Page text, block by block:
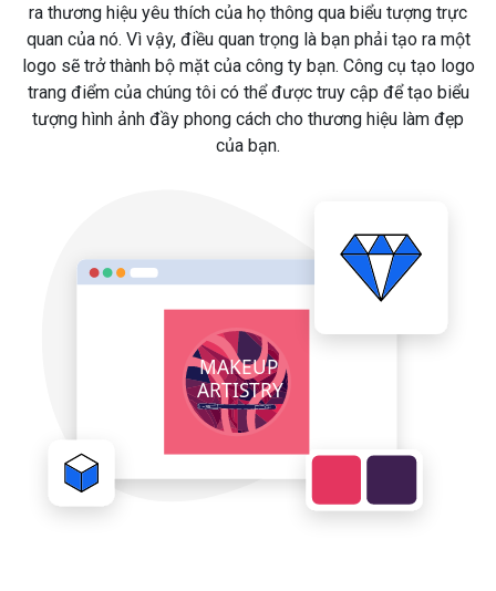
ra thương hiệu yêu thích của họ thông qua biểu tượng trực
quan của nó. Vì vậy, điều quan trọng là bạn phải tạo ra một
logo sẽ trở thành bộ mặt của công ty bạn. Công cụ tạo logo
trang điểm của chúng tôi có thể được truy cập để tạo biểu
tượng hình ảnh đầy phong cách cho thương hiệu làm đẹp
của bạn.